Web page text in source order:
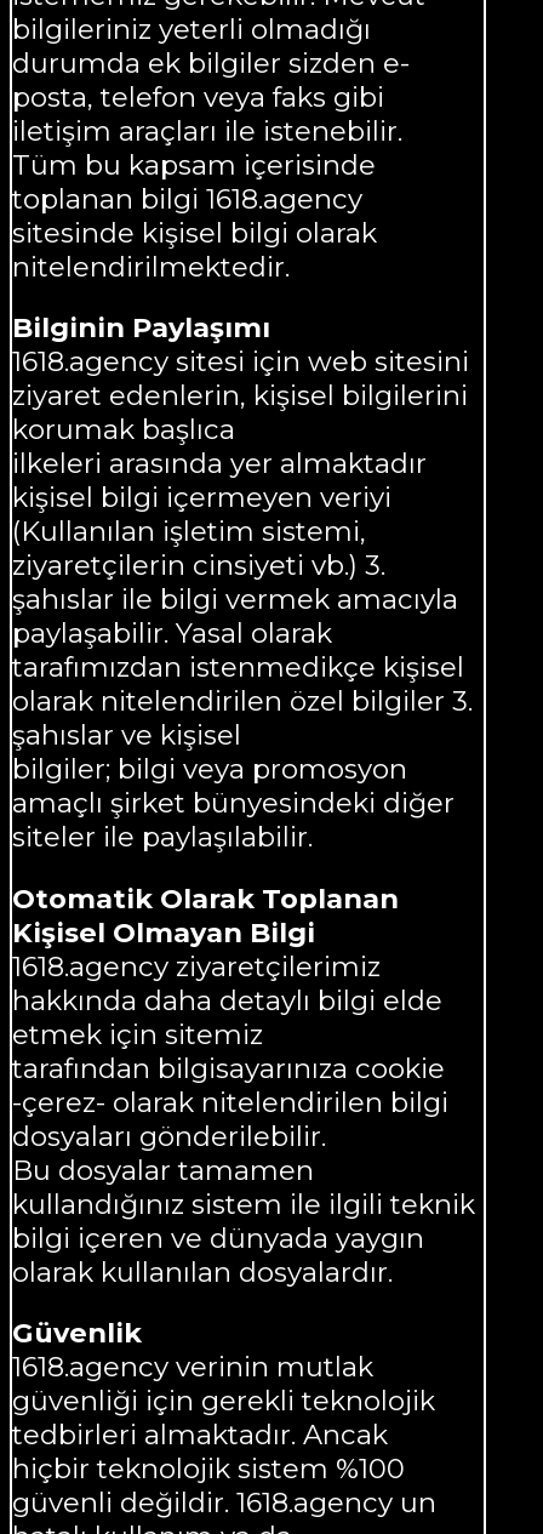
bilgileriniz yeterli olmadığı
durumda ek bilgiler sizden e-
posta, telefon veya faks gibi
iletişim araçları ile istenebilir.
Tüm bu kapsam içerisinde
toplanan bilgi 1618.agency
sitesinde kişisel bilgi olarak
nitelendirilmektedir.
Bilginin Paylaşımı
1618.agency sitesi için web sitesini
ziyaret edenlerin, kişisel bilgilerini
korumak başlıca
ilkeleri arasında yer almaktadır
kişisel bilgi içermeyen veriyi
(Kullanılan işletim sistemi,
ziyaretçilerin cinsiyeti vb.) 3.
şahıslar ile bilgi vermek amacıyla
paylaşabilir. Yasal olarak
tarafımızdan istenmedikçe kişisel
olarak nitelendirilen özel bilgiler 3.
şahıslar ve kişisel
bilgiler; bilgi veya promosyon
amaçlı şirket bünyesindeki diğer
siteler ile paylaşılabilir.
Otomatik Olarak Toplanan
Kişisel Olmayan Bilgi
1618.agency ziyaretçilerimiz
hakkında daha detaylı bilgi elde
etmek için sitemiz
tarafından bilgisayarınıza cookie
-çerez- olarak nitelendirilen bilgi
dosyaları gönderilebilir.
Bu dosyalar tamamen
kullandığınız sistem ile ilgili teknik
bilgi içeren ve dünyada yaygın
olarak kullanılan dosyalardır.
Güvenlik
1618.agency verinin mutlak
güvenliği için gerekli teknolojik
tedbirleri almaktadır. Ancak
hiçbir teknolojik sistem %100
güvenli değildir. 1618.agency un